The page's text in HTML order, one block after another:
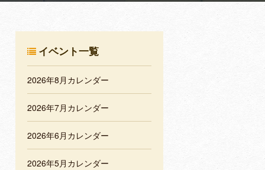
イベント一覧
2026年8月カレンダー
2026年7月カレンダー
2026年6月カレンダー
2026年5月カレンダー